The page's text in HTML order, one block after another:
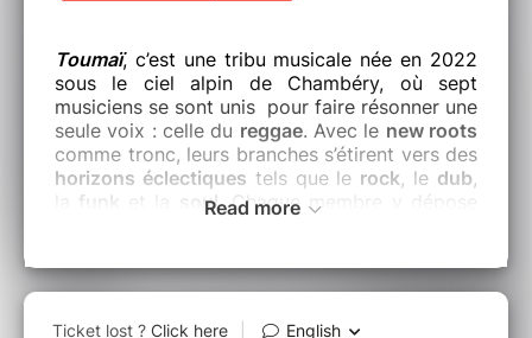
Toumaï, c’est une tribu musicale née en 2022
sous le ciel alpin de Chambéry, où sept
musiciens se sont unis pour faire résonner une
seule voix : celle du reggae. Avec le new roots
comme tronc, leurs branches s’étirent vers des
horizons éclectiques tels que le rock, le dub,
funk et la soul. Chaque membre y dépose
Fin 2023, ils capturent l’essence de leur
Read more